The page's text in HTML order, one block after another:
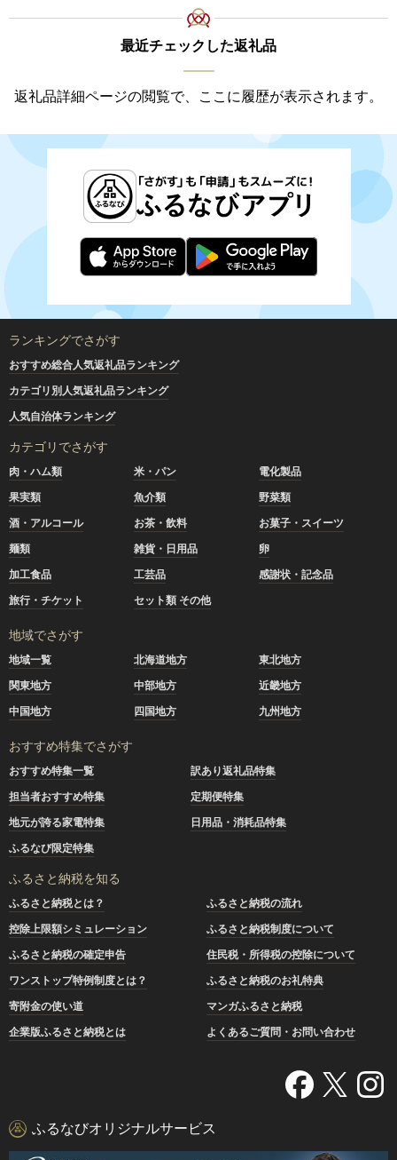
最近チェックした返礼品
返礼品詳細ページの閲覧で、ここに履歴が表示されます。
ランキングでさがす
おすすめ総合人気返礼品ランキング
カテゴリ別人気返礼品ランキング
人気自治体ランキング
カテゴリでさがす
肉・ハム類 米・パン
電化製品
果実類
魚介類
野菜類
酒・アルコール
お茶・飲料
お菓子・スイーツ
麺類
雑貨・日用品
卵
加工食品
工芸品
感謝状・記念品
旅行・チケット
セット類 その他
地域でさがす
地域一覧 北海道地方
東北地方
関東地方
中部地方
近畿地方
中国地方
四国地方 九州地方
おすすめ特集でさがす
おすすめ特集一覧
訳あり返礼品特集
担当者おすすめ特集
定期便特集
地元が誇る家電特集
日用品・消耗品特集
ふるなび限定特集
ふるさと納税を知る
ふるさと納税とは？
ふるさと納税の流れ
控除上限額シミュレーション
ふるさと納税制度について
ふるさと納税の確定申告
住民税・所得税の控除について
ワンストップ特例制度とは？
ふるさと納税のお礼特典
寄附金の使い道
マンガふるさと納税
企業版ふるさと納税とは
よくあるご質問・お問い合わせ
ふるなびオリジナルサービス